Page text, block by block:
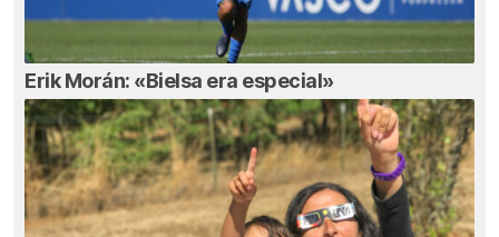
Erik Morán: «Bielsa era especial»